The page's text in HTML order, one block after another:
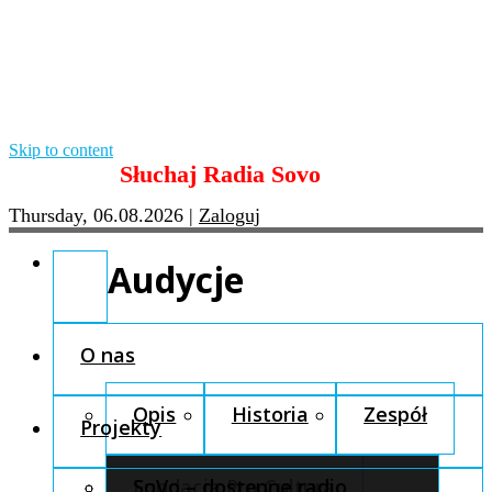
Skip to content
Słuchaj Radia Sovo
Thursday, 06.08.2026 | Zaloguj
O nas
Opis Historia Zespół
Fundacja Pro Cultura
Projekty
SoVo – dostępne radio
Audycje